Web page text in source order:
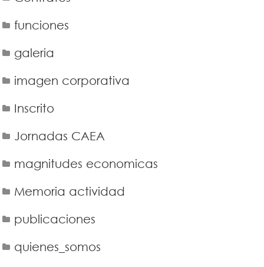
funciones
galeria
imagen corporativa
Inscrito
Jornadas CAEA
magnitudes economicas
Memoria actividad
publicaciones
quienes_somos